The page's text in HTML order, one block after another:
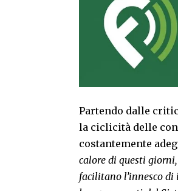
Partendo dalle
la ciclicità delle
costantemente
calore di questi
facilitano l’innesco di